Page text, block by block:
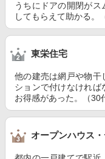
うちにドアの開閉が
してもらえて助かる。
東栄住宅
他の建売は網戸や物干
ションで付けなければ
お得感があった。（30
オープンハウス